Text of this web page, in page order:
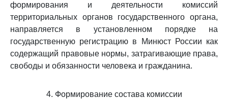
формирования и деятельности комиссий
территориальных органов государственного органа,
направляется в установленном порядке на
государственную регистрацию в Минюст России как
содержащий правовые нормы, затрагивающие права,
свободы и обязанности человека и гражданина.
4. Формирование состава комиссии